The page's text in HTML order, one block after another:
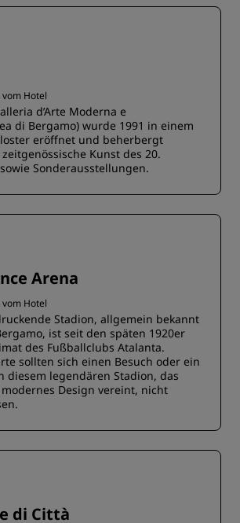
Hotel
d’Arte Moderna e
di Bergamo) wurde 1991 in einem
eröffnet und beherbergt
Kunst des 20.
Sonderausstellungen.
Arena
Hotel
Stadion, allgemein bekannt
ist seit den späten 1920er
des Fußballclubs Atalanta.
sollten sich einen Besuch oder ein
diesem legendären Stadion, das
Design vereint, nicht
di Città